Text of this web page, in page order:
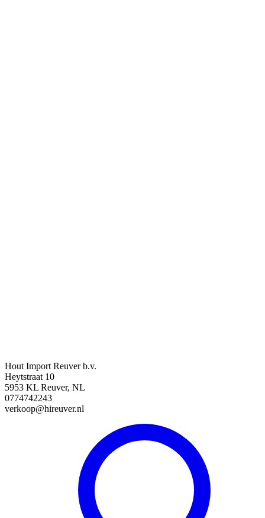
Hout Import Reuver b.v.
Heytstraat 10
5953 KL Reuver, NL
0774742243
verkoop@hireuver.nl